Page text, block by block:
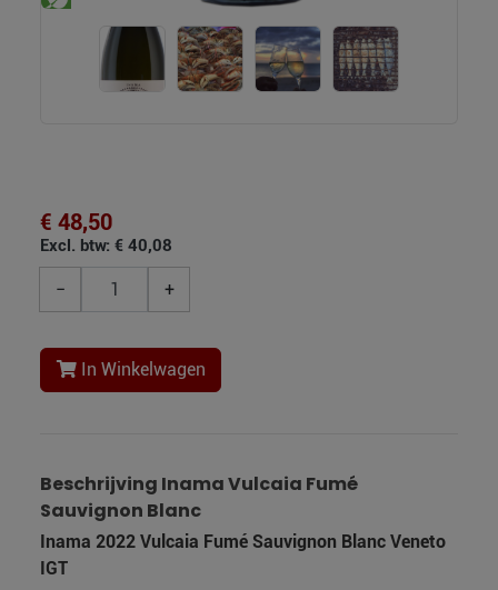
€ 48,50
Excl. btw: € 40,08
− +
In Winkelwagen
Beschrijving Inama Vulcaia Fumé
Sauvignon Blanc
Inama 2022 Vulcaia Fumé Sauvignon Blanc Veneto
IGT